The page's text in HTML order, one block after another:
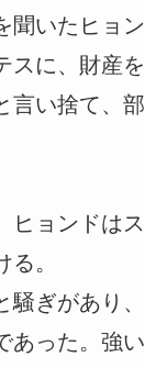
聞いたヒョ
スに、財産
言い捨て、
ヒョンドは
。
騒ぎがあり
あった。強